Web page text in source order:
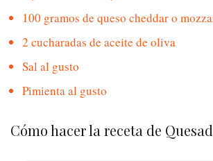
100 gramos de queso cheddar o
2 cucharadas de aceite de oliva
Sal al gusto
Pimienta al gusto
Cómo hacer la receta de